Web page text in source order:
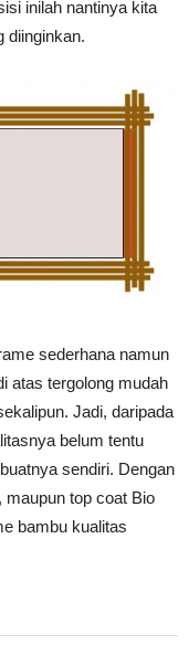
inilah nantinya kita
diinginkan.
sederhana namun
atas tergolong mudah
Jadi, daripada
belum tentu
sendiri. Dengan
top coat Bio
bambu kualitas